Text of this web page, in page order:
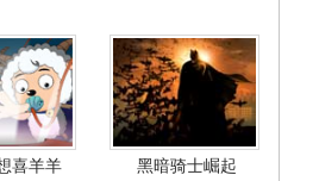
喜羊羊 黑暗骑士崛起